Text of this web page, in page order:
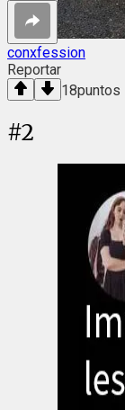
conxfession
Reportar
18puntos
#2